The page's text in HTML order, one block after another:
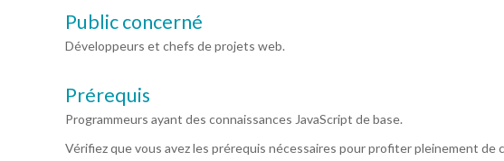
Public concerné
Développeurs et chefs de projets web.
Prérequis
Programmeurs ayant des connaissances JavaScript de base.
Vérifiez que vous avez les prérequis nécessaires pour profiter pleinement